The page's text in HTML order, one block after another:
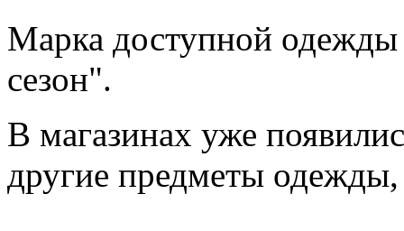
Марка доступной
сезон".
В магазинах уже
другие предметы